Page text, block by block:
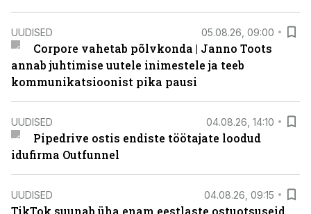
UUDISED 05.08.26, 09:00
Corpore vahetab põlvkonda | Janno Toots
annab juhtimise uutele inimestele ja teeb
kommunikatsioonist pika pausi
UUDISED 04.08.26, 14:10
Pipedrive ostis endiste töötajate loodud
idufirma Outfunnel
UUDISED 04.08.26, 09:15
TikTok suunab üha enam eestlaste ostuotsuseid